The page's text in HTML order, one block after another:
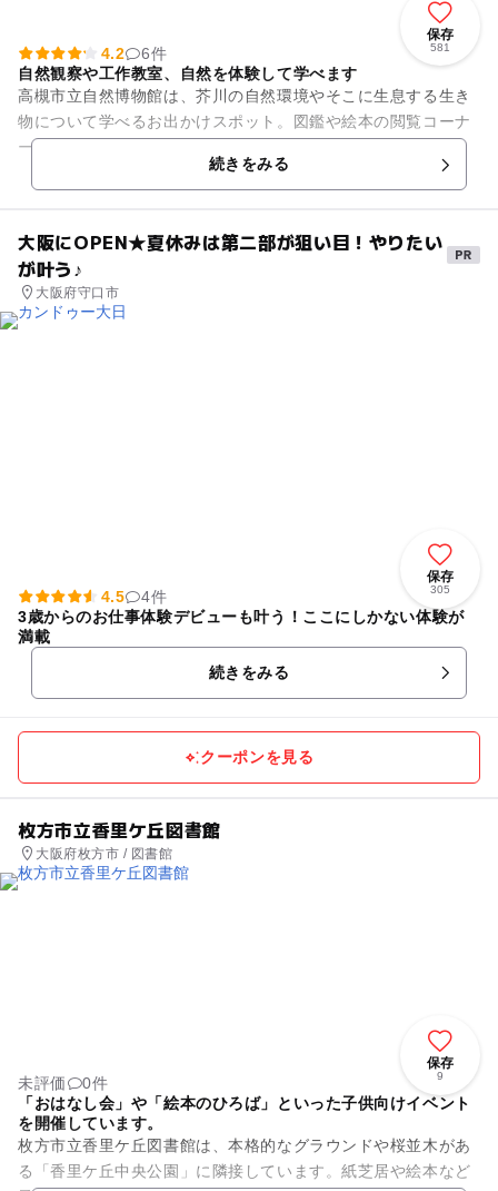
保存
581
4.2
6件
自然観察や工作教室、自然を体験して学べます
高槻市立自然博物館は、芥川の自然環境やそこに生息する生き
物について学べるお出かけスポット。図鑑や絵本の閲覧コーナ
ーもあり、家族でのお出かけにぴったりの施設です。 2階では
続きをみる
大阪にOPEN★夏休みは第二部が狙い目！やりたい
が叶う♪
大阪府守口市
保存
305
4.5
4件
3歳からのお仕事体験デビューも叶う！ここにしかない体験が
満載
続きをみる
クーポンを見る
枚方市立香里ケ丘図書館
大阪府枚方市 / 図書館
保存
9
未評価
0件
「おはなし会」や「絵本のひろば」といった子供向けイベント
を開催しています。
枚方市立香里ケ丘図書館は、本格的なグラウンドや桜並木があ
る「香里ケ丘中央公園」に隣接しています。紙芝居や絵本など